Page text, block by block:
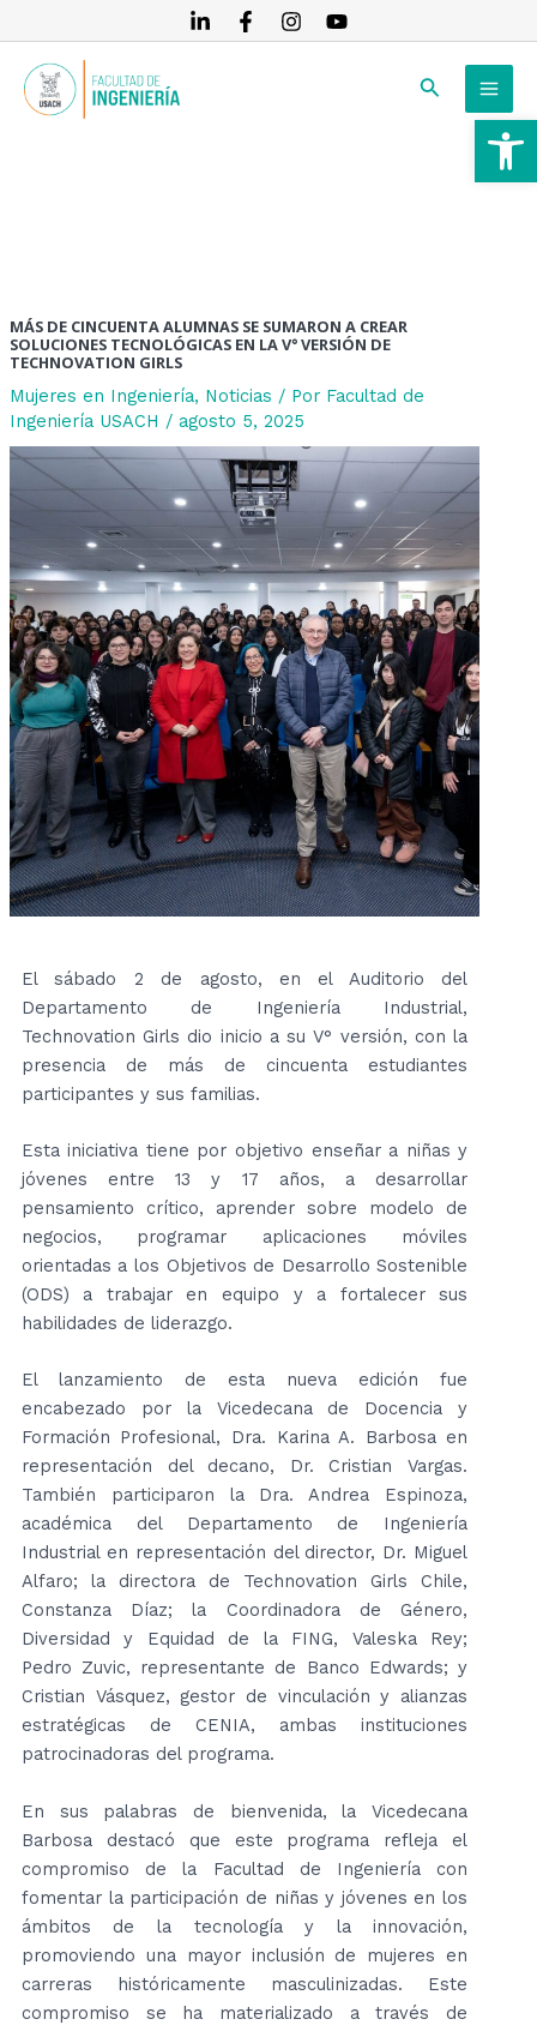
al
contenido
Buscar
MÁS DE CINCUENTA ALUMNAS SE SUMARON A CREAR
SOLUCIONES TECNOLÓGICAS EN LA V° VERSIÓN DE
TECHNOVATION GIRLS
Mujeres en Ingeniería, Noticias / Por Facultad de
Ingeniería USACH / agosto 5, 2025
El sábado 2 de agosto, en el Auditorio del
Departamento de Ingeniería Industrial,
Technovation Girls dio inicio a su V° versión, con la
presencia de más de cincuenta estudiantes
participantes y sus familias.
Esta iniciativa tiene por objetivo enseñar a niñas y
jóvenes entre 13 y 17 años, a desarrollar
pensamiento crítico, aprender sobre modelo de
negocios, programar aplicaciones móviles
orientadas a los Objetivos de Desarrollo Sostenible
(ODS) a trabajar en equipo y a fortalecer sus
habilidades de liderazgo.
El lanzamiento de esta nueva edición fue
encabezado por la Vicedecana de Docencia y
Formación Profesional, Dra. Karina A. Barbosa en
representación del decano, Dr. Cristian Vargas.
También participaron la Dra. Andrea Espinoza,
académica del Departamento de Ingeniería
Industrial en representación del director, Dr. Miguel
Alfaro; la directora de Technovation Girls Chile,
Constanza Díaz; la Coordinadora de Género,
Diversidad y Equidad de la FING, Valeska Rey;
Pedro Zuvic, representante de Banco Edwards; y
Cristian Vásquez, gestor de vinculación y alianzas
estratégicas de CENIA, ambas instituciones
patrocinadoras del programa.
En sus palabras de bienvenida, la Vicedecana
Barbosa destacó que este programa refleja el
compromiso de la Facultad de Ingeniería con
fomentar la participación de niñas y jóvenes en los
ámbitos de la tecnología y la innovación,
promoviendo una mayor inclusión de mujeres en
carreras históricamente masculinizadas. Este
compromiso se ha materializado a través de
de
entradas